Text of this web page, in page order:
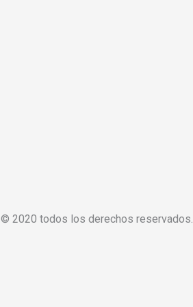
© 2020 todos los derechos reservados.